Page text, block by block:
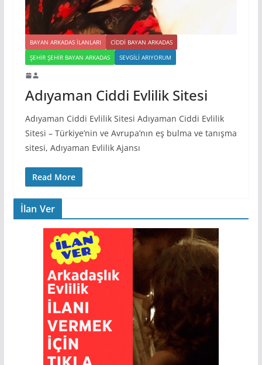
BAYAN ARKADAS ILANLARI
CIDDI BAYAN ARKADAS
ŞEHIR ŞEHIR BAYAN ARKADAS
SEVGILI ARIYORUM
Adıyaman Ciddi Evlilik Sitesi
Adıyaman Ciddi Evlilik Sitesi Adıyaman Ciddi Evlilik
Sitesi – Türkiye’nin ve Avrupa’nın eş bulma ve tanışma
sitesi, Adıyaman Evlilik Ajansı
Read More
İlan Ver